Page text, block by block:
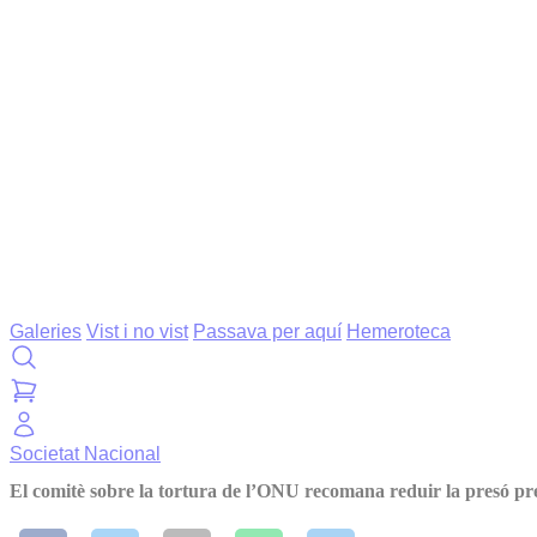
Galeries Vist i no vist Passava per aquí Hemeroteca
Societat Nacional
El comitè sobre la tortura de l’ONU recomana reduir la presó